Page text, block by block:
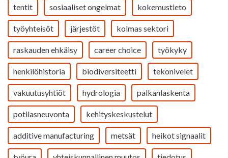
tentit sosiaaliset ongelmat kokemustieto
työyhteisöt järjestöt kolmas sektori
raskauden ehkäisy career choice työkyky
henkilöhistoria biodiversiteetti tekonivelet
vakuutusyhtiöt hydrologia palkanlaskenta
potilasneuvonta kehityskeskustelut
additive manufacturing metsät heikot signaalit